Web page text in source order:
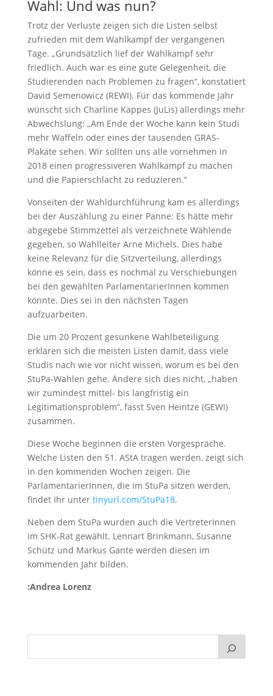
Wahl: Und was nun?
Trotz der Verluste zeigen sich die Listen selbst
zufrieden mit dem Wahlkampf der vergangenen
Tage. „Grundsätzlich lief der Wahlkampf sehr
friedlich. Auch war es eine gute Gelegenheit, die
Studierenden nach Problemen zu fragen“, konstatiert
David Semenowicz (REWI). Für das kommende Jahr
wünscht sich Charline Kappes (JuLis) allerdings mehr
Abwechslung: „Am Ende der Woche kann kein Studi
mehr Waffeln oder eines der tausenden GRAS-
Plakate sehen. Wir sollten uns alle vornehmen in
2018 einen progressiveren Wahlkampf zu machen
und die Papierschlacht zu reduzieren.“
Vonseiten der Wahldurchführung kam es allerdings
bei der Auszählung zu einer Panne: Es hätte mehr
abgegebe Stimmzettel als verzeichnete Wählende
gegeben, so Wahlleiter Arne Michels. Dies habe
keine Relevanz für die Sitzverteilung, allerdings
könne es sein, dass es nochmal zu Verschiebungen
bei den gewählten ParlamentarierInnen kommen
könnte. Dies sei in den nächsten Tagen
aufzuarbeiten.
Die um 20 Prozent gesunkene Wahlbeteiligung
erklären sich die meisten Listen damit, dass viele
Studis nach wie vor nicht wissen, worum es bei den
StuPa-Wahlen gehe. Ändere sich dies nicht, „haben
wir zumindest mittel- bis langfristig ein
Legitimationsproblem“, fasst Sven Heintze (GEWI)
zusammen.
Diese Woche beginnen die ersten Vorgespräche.
Welche Listen den 51. AStA tragen werden, zeigt sich
in den kommenden Wochen zeigen. Die
ParlamentarierInnen, die im StuPa sitzen werden,
findet Ihr unter tinyurl.com/StuPa18.
Neben dem StuPa wurden auch die VertreterInnen
im SHK-Rat gewählt. Lennart Brinkmann, Susanne
Schütz und Markus Gante werden diesen im
kommenden Jahr bilden.
:Andrea Lorenz